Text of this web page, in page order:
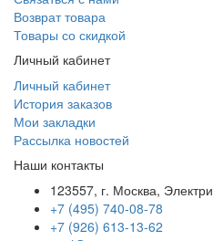
Возврат товара
Товары со скидкой
Личный кабинет
Личный кабинет
История заказов
Мои закладки
Рассылка новостей
Наши контакты
123557, г. Москва,
+7 (495) 740-08-78
+7 (926) 613-13-62